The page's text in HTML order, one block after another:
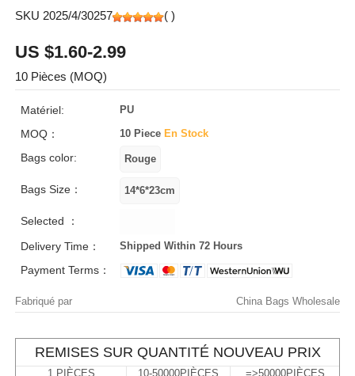
SKU 2025/4/30257 ( )
US $1.60-2.99
10 Pièces (MOQ)
Matériel: PU
MOQ： 10 Piece En Stock
Bags color:
Bags Size：
Selected ：
Delivery Time：
Shipped Within 72 Hours
Payment Terms：
Fabriqué par China Bags Wholesale
REMISES SUR QUANTITÉ NOUVEAU PRIX
1 PIÈCES
10-50000PIÈCES
=>50000PIÈCES